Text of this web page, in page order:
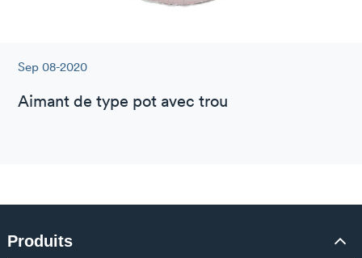
Sep 08-2020
Aimant de type pot avec trou
Produits